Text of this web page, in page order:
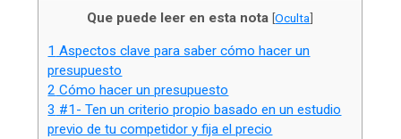
Que puede leer en esta nota [Oculta]
1 Aspectos clave para saber cómo hacer un
presupuesto
2 Cómo hacer un presupuesto
3 #1- Ten un criterio propio basado en un estudio
previo de tu competidor y fija el precio